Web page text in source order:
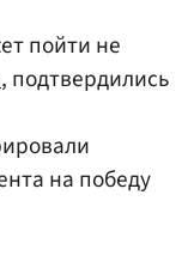
пойти не
, подтвердились
на победу